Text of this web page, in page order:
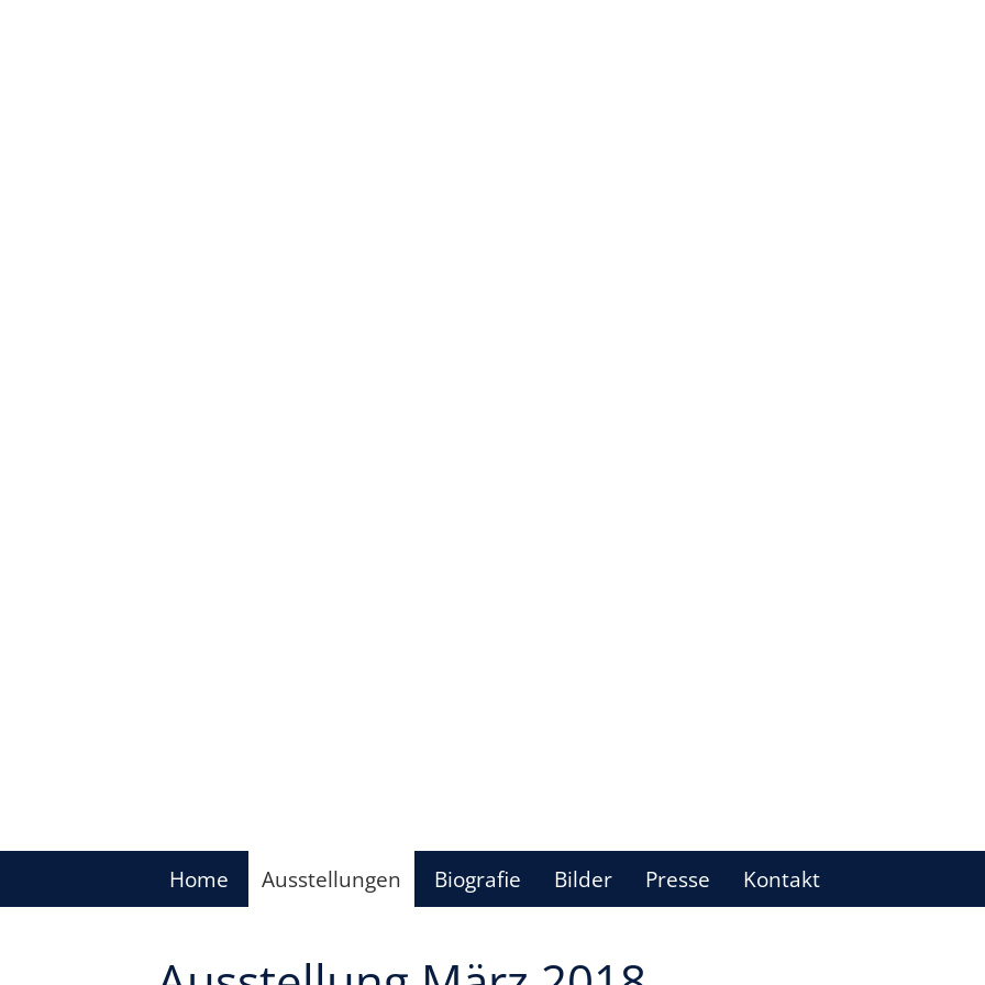
Home Ausstellungen Biografie Bilder Presse Kontakt